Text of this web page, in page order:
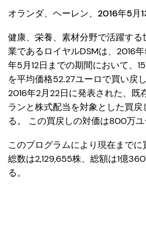
オランダ、ヘーレン、2016年5月
健康、栄養、素材分野で活躍する
業であるロイヤルDSMは、2016
年5月12日までの期間において、
を平均価格52.27ユーロで買い戻
2016年2月22日に発表された、既
ランと株式配当を対象とした買
る。 この買戻しの対価は800万ユ
このプログラムにより現在まで
総数は2,129,655株、総額は1億
る。